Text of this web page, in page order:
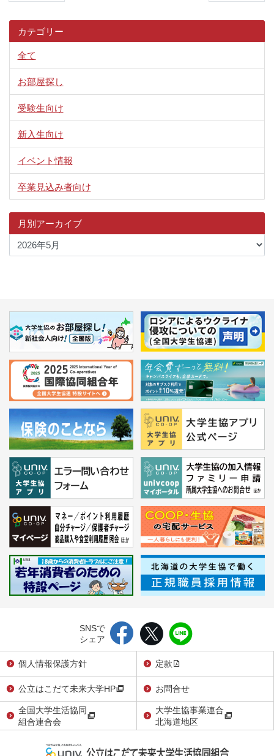
カテゴリー
全て
お部屋探し
受験生向け
新入生向け
イベント情報
卒業見込み者向け
月別アーカイブ
SNSで
シェア
個人情報保護方針
定款
公立はこだて未来大学HP
お問合せ
全国大学生活協同
組合連合会
大学生協事業連合
北海道地区